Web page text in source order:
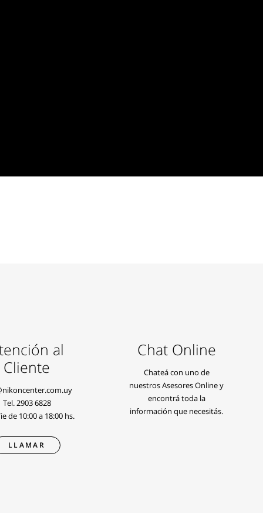
al
Cliente
Tel. 2903 6828
de 10:00 a 18:00 hs.
LLAMAR
Chat Online
Chateá con uno de
nuestros Asesores Online y
encontrá toda la
información que necesitás.